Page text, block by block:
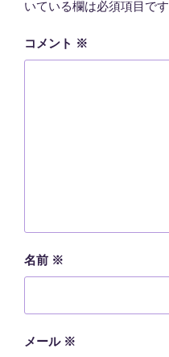
いている欄は必須項目です
コメント ※
名前 ※
メール ※